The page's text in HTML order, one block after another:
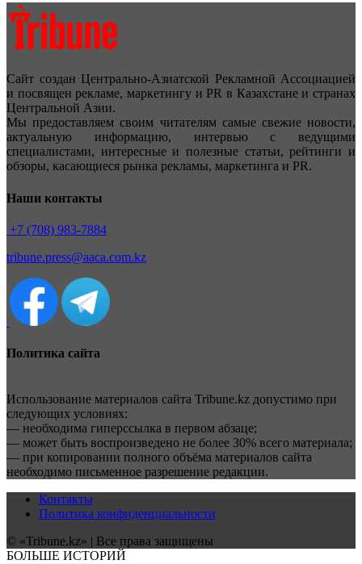
Сайт создан Центрально-Азиатской Рекламной Ассоциацией
и посвящен рекламе, маркетингу и PR в Казахстане и странах
Центральной Азии.
Мы предоставляем своим читателям самые свежие новости,
актуальную информацию, интервью с ведущими
специалистами, интересные и полезные статьи, рейтинги и
обзоры, касающиеся рынка рекламы, маркетинга и PR.
Наши контакты
+7 (708) 983-7884
tribune.press@aaca.com.kz
Политика сайта
Использование материалов сайта Tribune.kz допустимо при
следующих условиях:
— необходима гиперссылка в первом абзаце;
— может быть воспроизведено не более 30% всего материала;
— при копировании полного объёма материалов сайта
необходимо письменное разрешение редакции.
Контакты
Политика конфиденциальности
© «Tribune.kz» | Все права защищены
БОЛЬШЕ ИСТОРИЙ